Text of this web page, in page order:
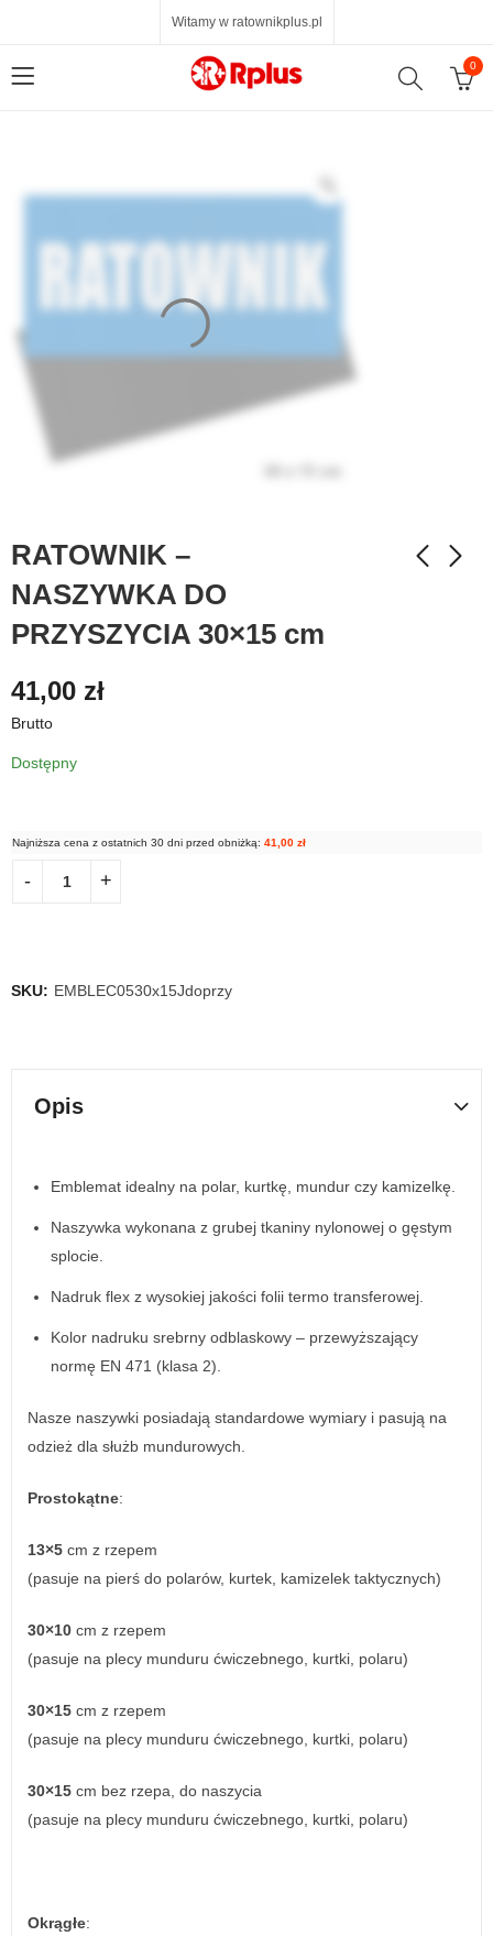
Witamy w ratownikplus.pl
0
RATOWNIK –
NASZYWKA DO
PRZYSZYCIA 30×15 cm
41,00 zł
Brutto
Dostępny
Najniższa cena z ostatnich 30 dni przed obniżką: 41,00 zł
SKU: EMBLEC0530x15Jdoprzy
Opis
Emblemat idealny na polar, kurtkę, mundur czy kamizelkę.
Naszywka wykonana z grubej tkaniny nylonowej o gęstym
splocie.
Nadruk flex z wysokiej jakości folii termo transferowej.
Kolor nadruku srebrny odblaskowy – przewyższający
normę EN 471 (klasa 2).
Nasze naszywki posiadają standardowe wymiary i pasują na
odzież dla służb mundurowych.
Prostokątne:
13×5 cm z rzepem
(pasuje na pierś do polarów, kurtek, kamizelek taktycznych)
30×10 cm z rzepem
(pasuje na plecy munduru ćwiczebnego, kurtki, polaru)
30×15 cm z rzepem
(pasuje na plecy munduru ćwiczebnego, kurtki, polaru)
30×15 cm bez rzepa, do naszycia
(pasuje na plecy munduru ćwiczebnego, kurtki, polaru)
Okrągłe: